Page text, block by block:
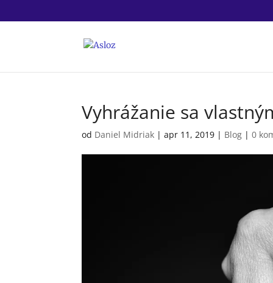
Vyhrážanie sa
od Daniel Midriak |apr 11, 2019 | Blog |0